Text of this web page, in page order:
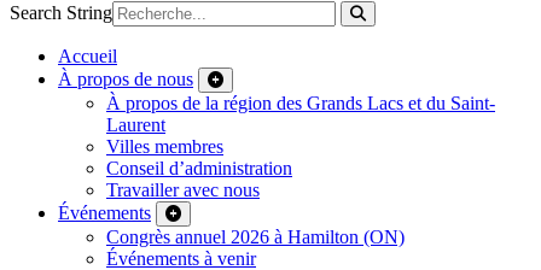
Search String
Accueil
À propos de nous
À propos de la région des Grands Lacs et du Saint-
Laurent
Villes membres
Conseil d’administration
Travailler avec nous
Événements
Congrès annuel 2026 à Hamilton (ON)
Événements à venir